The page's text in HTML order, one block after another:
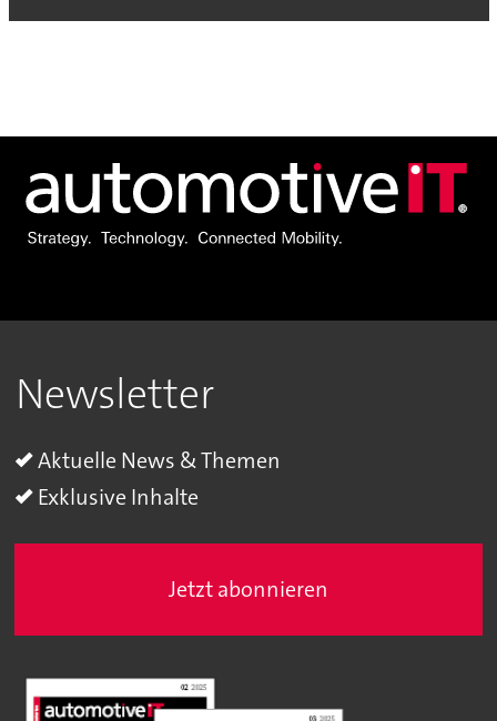
Newsletter
Aktuelle News & Themen
Exklusive Inhalte
Jetzt abonnieren